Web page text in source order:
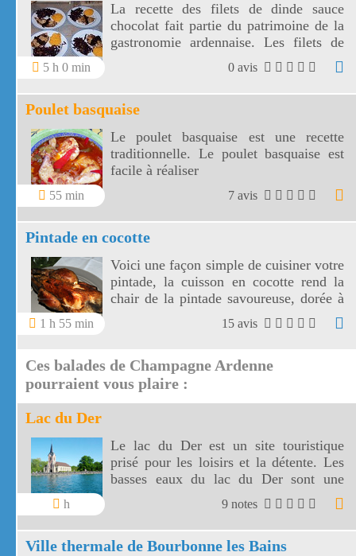
5 h 0 min
La recette des filets de dinde sauce
chocolat fait partie du patrimoine de la
gastronomie ardennaise. Les filets de
dinde sauce chocolat ont reçu un
premier prix lors d'un concours national
culinaire
0 avis
Poulet basquaise
55 min
Le poulet basquaise est une recette
traditionnelle. Le poulet basquaise est
facile à réaliser
7 avis
Pintade en cocotte
1 h 55 min
Voici une façon simple de cuisiner votre
pintade, la cuisson en cocotte rend la
chair de la pintade savoureuse, dorée à
point. Les légumes de saison cuits à
part ou ajoutés en fin de cuisson sont
en cocotte.
15 avis
Ces balades de Champagne Ardenne
pourraient vous plaire :
Lac du Der
h
Le lac du Der est un site touristique
prisé pour les loisirs et la détente. Les
basses eaux du lac du Der sont une
halte pour de nombreux oiseaux
9 notes
Ville thermale de Bourbonne les Bains